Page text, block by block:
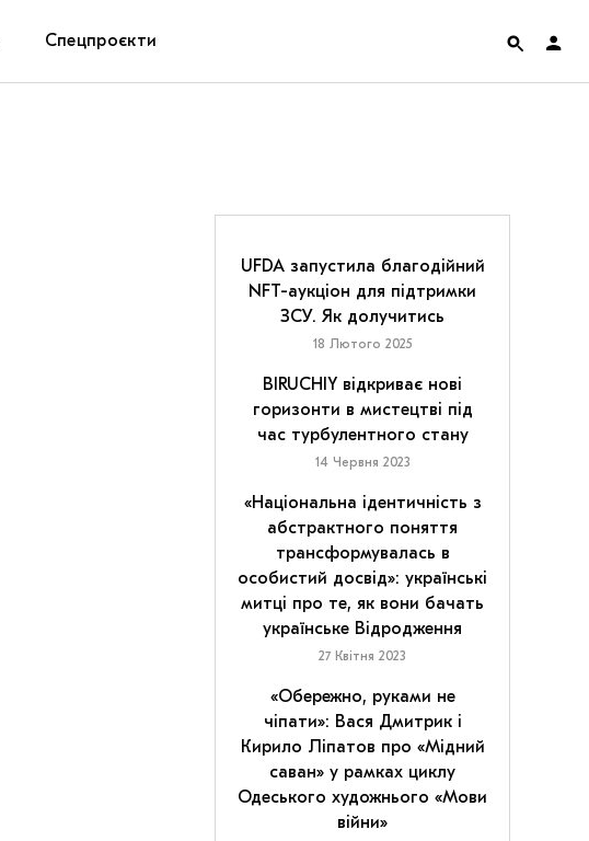
Спецпроєкти
UFDA запустила благодійний
NFT-аукціон для підтримки
ЗСУ. Як долучитись
18 Лютого 2025
BIRUCHIY відкриває нові
горизонти в мистецтві під
час турбулентного стану
14 Червня 2023
«Національна ідентичність з
абстрактного поняття
трансформувалась в
особистий досвід»: українські
митці про те, як вони бачать
українське Відродження
27 Квітня 2023
«Обережно, руками не
чіпати»: Вася Дмитрик і
Кирило Ліпатов про «Мідний
саван» у рамках циклу
Одеського художнього «Мови
війни»